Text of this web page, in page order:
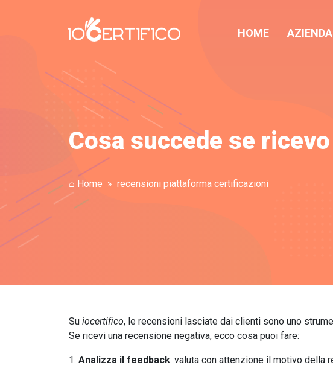
HOME AZIENDA
Cosa succede se
⌂ Home recensioni piattaforma certificazioni
Su iocertifico, le recensioni lasciate dai clienti sono uno
Se ricevi una recensione negativa, ecco cosa puoi fare:
Analizza il feedback: valuta con attenzione il motivo della